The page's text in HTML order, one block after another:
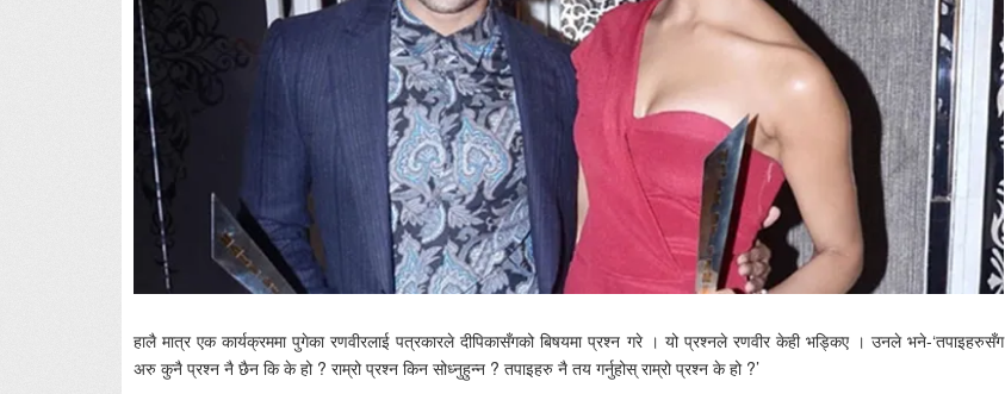
हालै मात्र एक कार्यक्रममा पुगेका रणवीरलाई पत्रकारले दीपिकासँगको बिषयमा प्रश्न गरे । यो प्रश्नले रणवीर केही भड्किए । उनले भने-‘तपाइहरुसँग
अरु कुनै प्रश्न नै छैन कि के हो ? राम्रो प्रश्न किन सोध्नुहुन्न ? तपाइहरु नै तय गर्नुहोस् राम्रो प्रश्न के हो ?’